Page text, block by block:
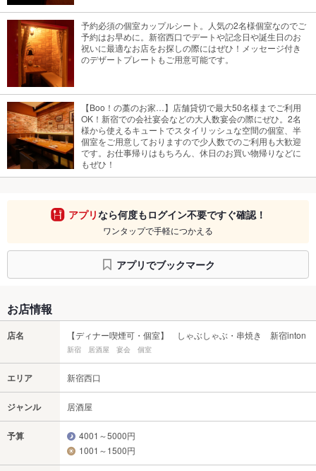
予約必須の個室カップルシート。人気の2名様個室なのでご
予約はお早めに。新宿西口でデートや記念日や誕生日のお
祝いに最適なお店をお探しの際にはぜひ！メッセージ付き
のデザートプレートもご用意可能です。
【Boo！の藁のお家…】店舗貸切で最大50名様までご利用
OK！新宿での会社宴会などの大人数宴会の際にぜひ。2名
様から使えるキュートでスタイリッシュな空間の個室、半
個室をご用意しておりますので少人数でのご利用も大歓迎
です。お仕事帰りはもちろん、休日のお買い物帰りなどに
もぜひ！
アプリなら何度もログイン不要ですぐ確認！
ワンタップで手軽につかえる
アプリでブックマーク
お店情報
店名 【ディナー喫煙可・個室】 しゃぶしゃぶ・串焼き 新宿inton
新宿 居酒屋 宴会 個室
エリア 新宿西口
ジャンル 居酒屋
予算
4001～5000円
1001～1500円